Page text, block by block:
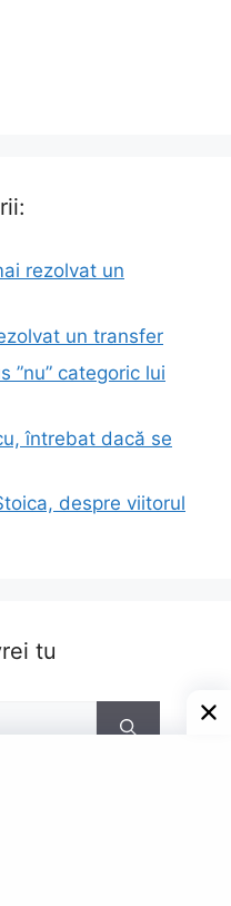
rezolvat un
un transfer
”nu” categoric lui
întrebat dacă se
despre viitorul
tu